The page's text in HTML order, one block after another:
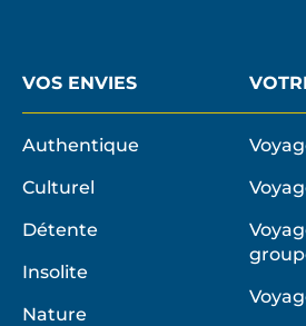
VOS ENVIES
Authentique
Culturel
Détente
Insolite
Nature